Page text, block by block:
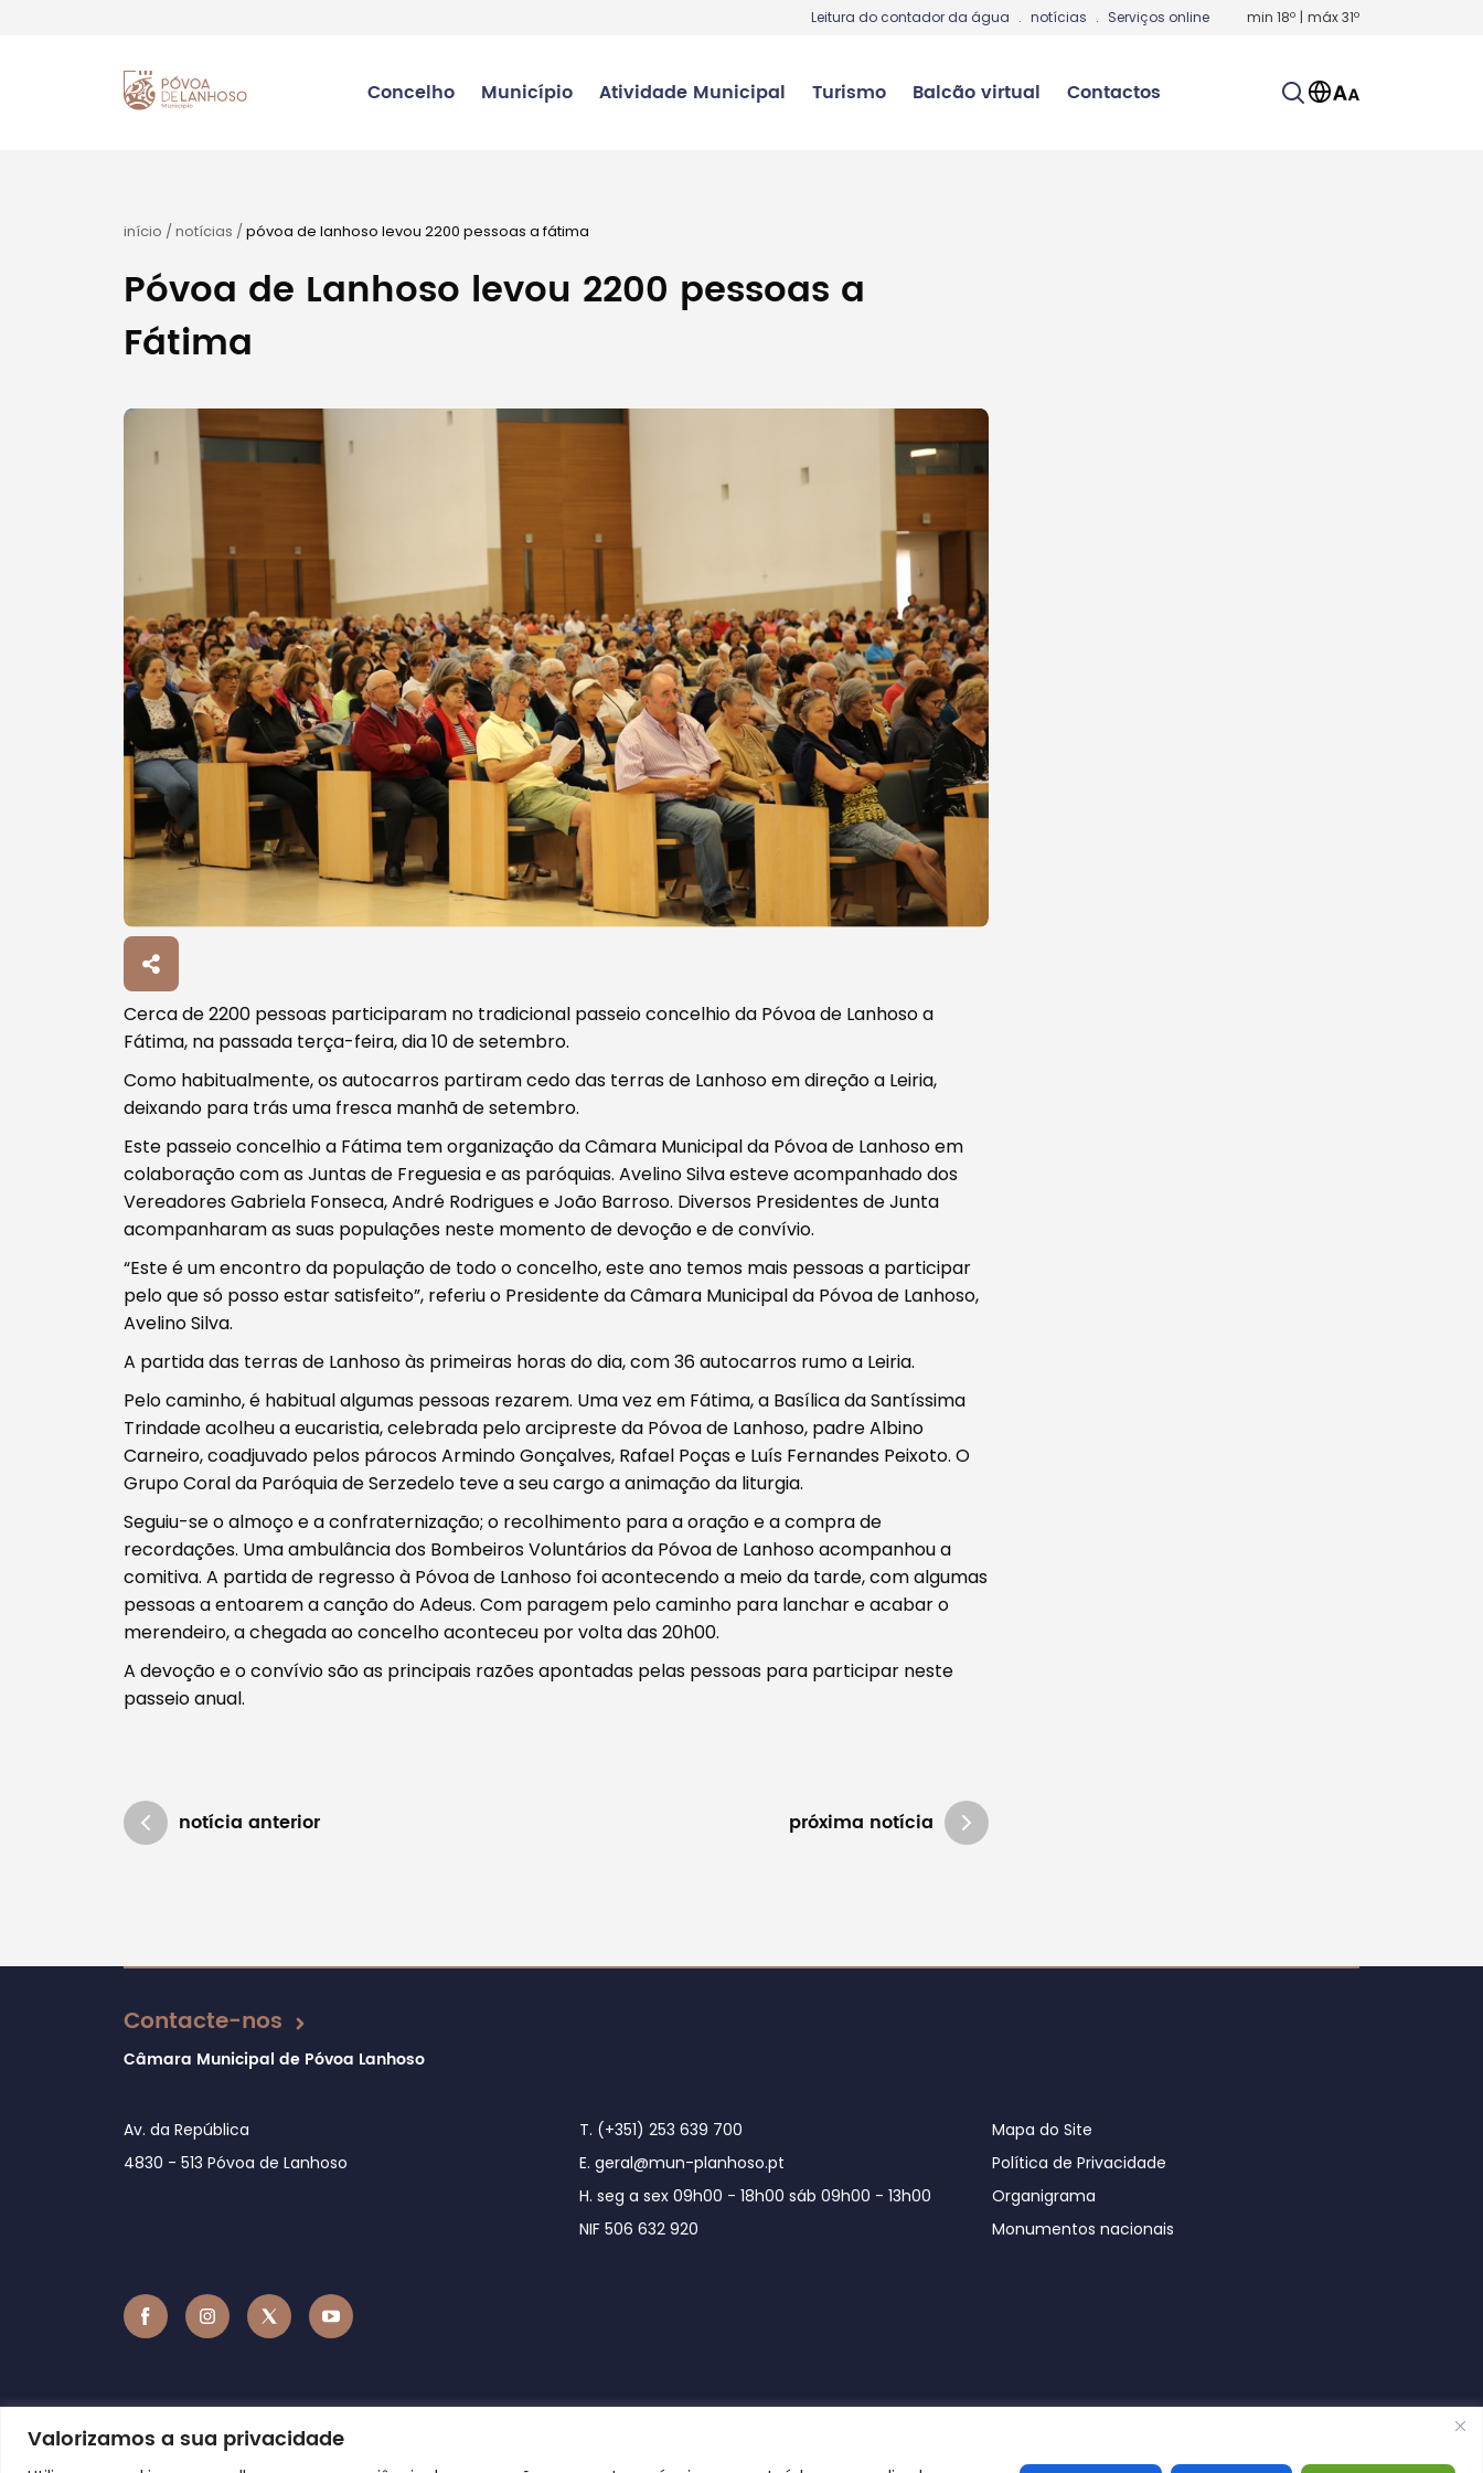
Valorizamos a sua privacidade
Leitura do contador da água . notícias . Serviços online min 18º | máx31º
Concelho Município Atividade Municipal Turismo Balcão virtual Contactos
Procurar
Tipo de conteúdo
Filtros
início /notícias /póvoa de lanhoso levou 2200 pessoas a fátima
Póvoa de Lanhoso levou 2200 pessoas a
Fátima
Cerca de 2200 pessoas participaram no tradicional passeio concelhio da Póvoa de Lanhoso a
Fátima, na passada terça-feira, dia 10 de setembro.
Como habitualmente, os autocarros partiram cedo das terras de Lanhoso em direção a Leiria,
deixando para trás uma fresca manhã de setembro.
Este passeio concelhio a Fátima tem organização da Câmara Municipal da Póvoa de Lanhoso em
colaboração com as Juntas de Freguesia e as paróquias. Avelino Silva esteve acompanhado dos
Vereadores Gabriela Fonseca, André Rodrigues e João Barroso. Diversos Presidentes de Junta
acompanharam as suas populações neste momento de devoção e de convívio.
“Este é um encontro da população de todo o concelho, este ano temos mais pessoas a participar
pelo que só posso estar satisfeito”, referiu o Presidente da Câmara Municipal da Póvoa de Lanhoso,
Avelino Silva.
A partida das terras de Lanhoso às primeiras horas do dia, com 36 autocarros rumo a Leiria.
Pelo caminho, é habitual algumas pessoas rezarem. Uma vez em Fátima, a Basílica da Santíssima
Trindade acolheu a eucaristia, celebrada pelo arcipreste da Póvoa de Lanhoso, padre Albino
Carneiro, coadjuvado pelos párocos Armindo Gonçalves, Rafael Poças e Luís Fernandes Peixoto. O
Grupo Coral da Paróquia de Serzedelo teve a seu cargo a animação da liturgia.
Seguiu-se o almoço e a confraternização; o recolhimento para a oração e a compra de
recordações. Uma ambulância dos Bombeiros Voluntários da Póvoa de Lanhoso acompanhou a
comitiva. A partida de regresso à Póvoa de Lanhoso foi acontecendo a meio da tarde, com algumas
pessoas a entoarem a canção do Adeus. Com paragem pelo caminho para lanchar e acabar o
merendeiro, a chegada ao concelho aconteceu por volta das 20h00.
A devoção e o convívio são as principais razões apontadas pelas pessoas para participar neste
passeio anual.
notícia anterior próxima notícia
Atualizado em 01/08/2024
Contacte-nos
Câmara Municipal de Póvoa Lanhoso
Av. da República
4830 - 513 Póvoa de Lanhoso
T. (+351) 253 639 700
E. geral@mun-planhoso.pt
H. seg a sex 09h00 - 18h00 sáb 09h00 - 13h00
NIF 506 632 920
Mapa do Site
Política de Privacidade
Organigrama
Monumentos nacionais